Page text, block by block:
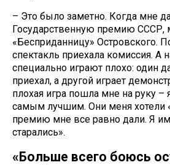
– Это было заметно. Когда мне
Государственную премию СССР,
«Бесприданницу» Островского.
спектакль приехала комиссия. А
специально играют плохо: один
приехал, а другой играет
плохая игра пошла мне на руку –
самым лучшим. Они меня хотели
премию мне все равно дали. Я им
старались».
«Больше всего боюсь